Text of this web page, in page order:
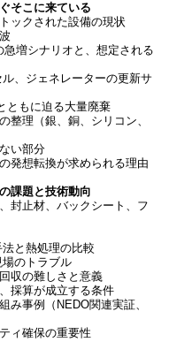
そこに来ている
ックされた設備の現状
増シナリオと、想定される
、ジェネレーターの更新サ
もに迫る大量廃棄
理（銀、銅、シリコン、
い部分
発想転換が求められる理由
課題と技術動向
封止材、バックシート、フ
と熱処理の比較
のトラブル
収の難しさと意義
採算が成立する条件
事例（NEDO関連実証、
ィ確保の重要性